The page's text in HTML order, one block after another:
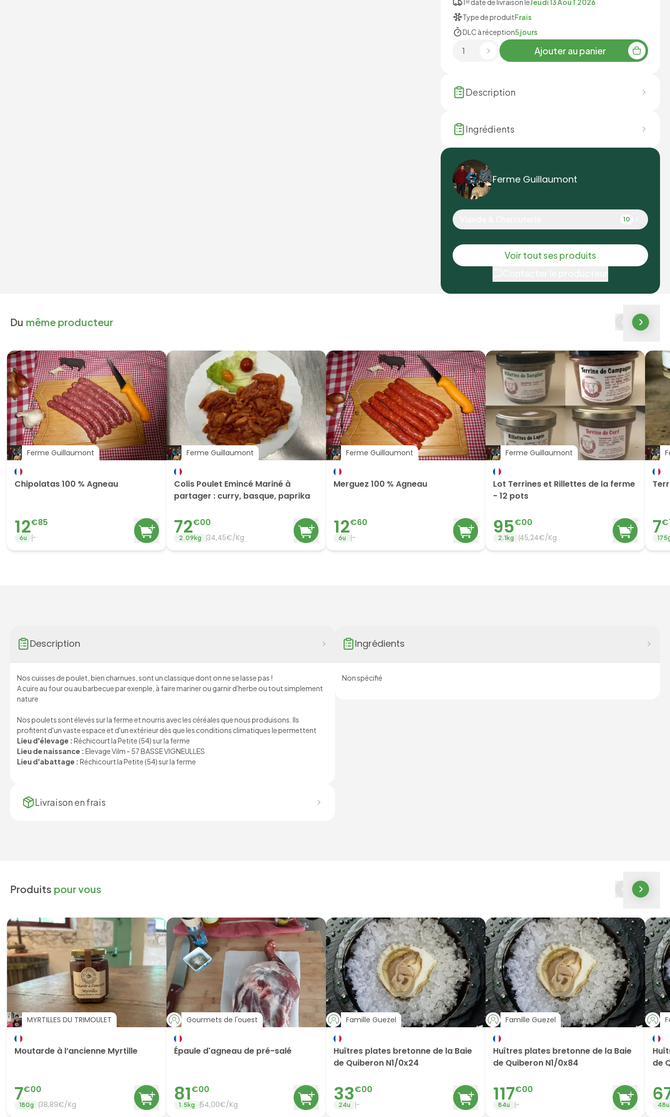
1ʳᵉ date de livraison leJeudi 13 AoûT 2026
Type de produitFrais
DLC à réception5 jours
Ajouter au panier
Description
Ingrédients
Ferme Guillaumont
10
Voir tout ses produits
Du même producteur
Ferme Guillaumont
Chipolatas 100 % Agneau
12€85
6u -
Ferme Guillaumont
Colis Poulet Emincé Mariné à
partager : curry, basque, paprika
72€00
2.09kg 34,45€/Kg
Ferme Guillaumont
Merguez 100 % Agneau
12€60
6u -
Ferme Guillaumont
Lot Terrines et Rillettes de la ferme
- 12 pots
95€00
2.1kg 45,24€/Kg 7€
175
Description
Nos cuisses de poulet, bien charnues, sont un classique dont on ne se lasse pas !
A cuire au four ou au barbecue par exenple, à faire mariner ou garnir d'herbe ou tout simplement
nature
Nos poulets sont élevés sur la ferme et nourris avec les céréales que nous produisons. Ils
profitent d'un vaste espace et d'un extérieur dès que les conditions climatiques le permettent
Lieu d'élevage : Réchicourt la Petite (54) sur la ferme
Lieu de naissance : Elevage Vilm - 57 BASSE VIGNEULLES
Lieu d'abattage : Réchicourt la Petite (54) sur la ferme
Livraison en frais
Ingrédients
Non spécifié
Produits pour vous
MYRTILLES DU TRIMOULET
Moutarde à l’ancienne Myrtille
7€00
180g 38,89€/Kg
Gourmets de l'ouest
Épaule d'agneau de pré-salé
81€00
1.5kg 54,00€/Kg
Famille Guezel
Huîtres plates bretonne de la Baie
de Quiberon N1/0x24
33€00
24u -
Famille Guezel
Huîtres plates bretonne de la Baie
de Quiberon N1/0x84
117€00
84u -
de
48u